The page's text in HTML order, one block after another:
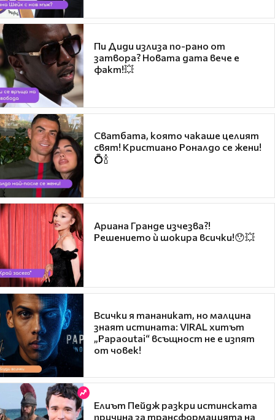
Пи Диди излиза по-рано от
затвора? Новата дата вече е
факт!💥
Сватбата, която чакаше целият
свят! Кристиано Роналдо се жени!
💍🍾
Ариана Гранде изчезва?!
Решението ѝ шокира всички!😯💥
Всички я тананикат, но малцина
знаят истината: VIRAL хитът
„Papaoutai“ всъщност не е изпят
от човек!
Елиът Пейдж разкри истинската
причина за трансформацията на